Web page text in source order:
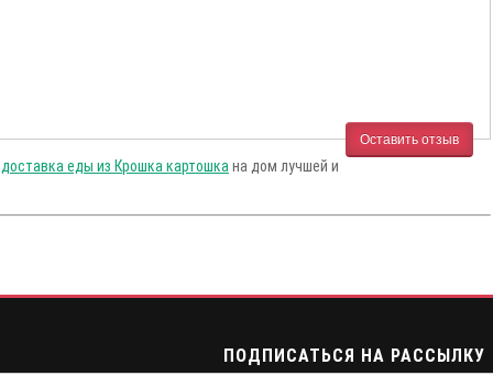
Оставить отзыв
доставка еды из Крошка картошка на дом лучшей и
ПОДПИСАТЬСЯ НА РАССЫЛКУ